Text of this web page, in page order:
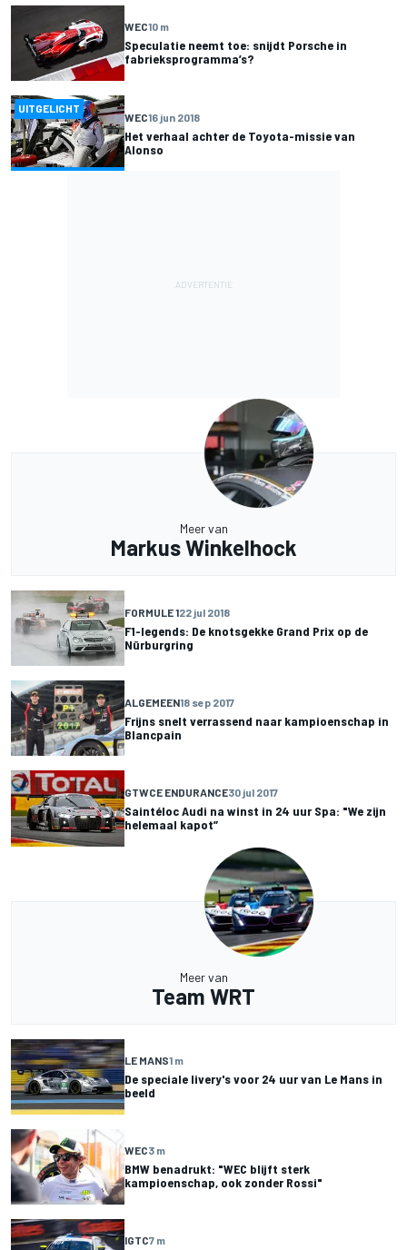
WEC10 m
Speculatie neemt toe: snijdt Porsche in
fabrieksprogramma’s?
UITGELICHT
WEC16 jun 2018
Het verhaal achter de Toyota-missie van
Alonso
Meer van
Markus Winkelhock
FORMULE 122 jul 2018
F1-legends: De knotsgekke Grand Prix op de
Nürburgring
ALGEMEEN18 sep 2017
Frijns snelt verrassend naar kampioenschap in
Blancpain
GTWCE ENDURANCE30 jul 2017
Saintéloc Audi na winst in 24 uur Spa: "We zijn
helemaal kapot”
Meer van
Team WRT
LE MANS1 m
De speciale livery's voor 24 uur van Le Mans in
beeld
WEC3 m
BMW benadrukt: "WEC blijft sterk
kampioenschap, ook zonder Rossi"
IGTC7 m